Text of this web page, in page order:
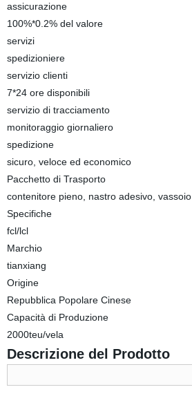
assicurazione
100%*0.2% del valore
servizi
spedizioniere
servizio clienti
7*24 ore disponibili
servizio di tracciamento
monitoraggio giornaliero
spedizione
sicuro, veloce ed economico
Pacchetto di Trasporto
contenitore pieno, nastro adesivo, vassoio
Specifiche
fcl/lcl
Marchio
tianxiang
Origine
Repubblica Popolare Cinese
Capacità di Produzione
2000teu/vela
Descrizione del Prodotto